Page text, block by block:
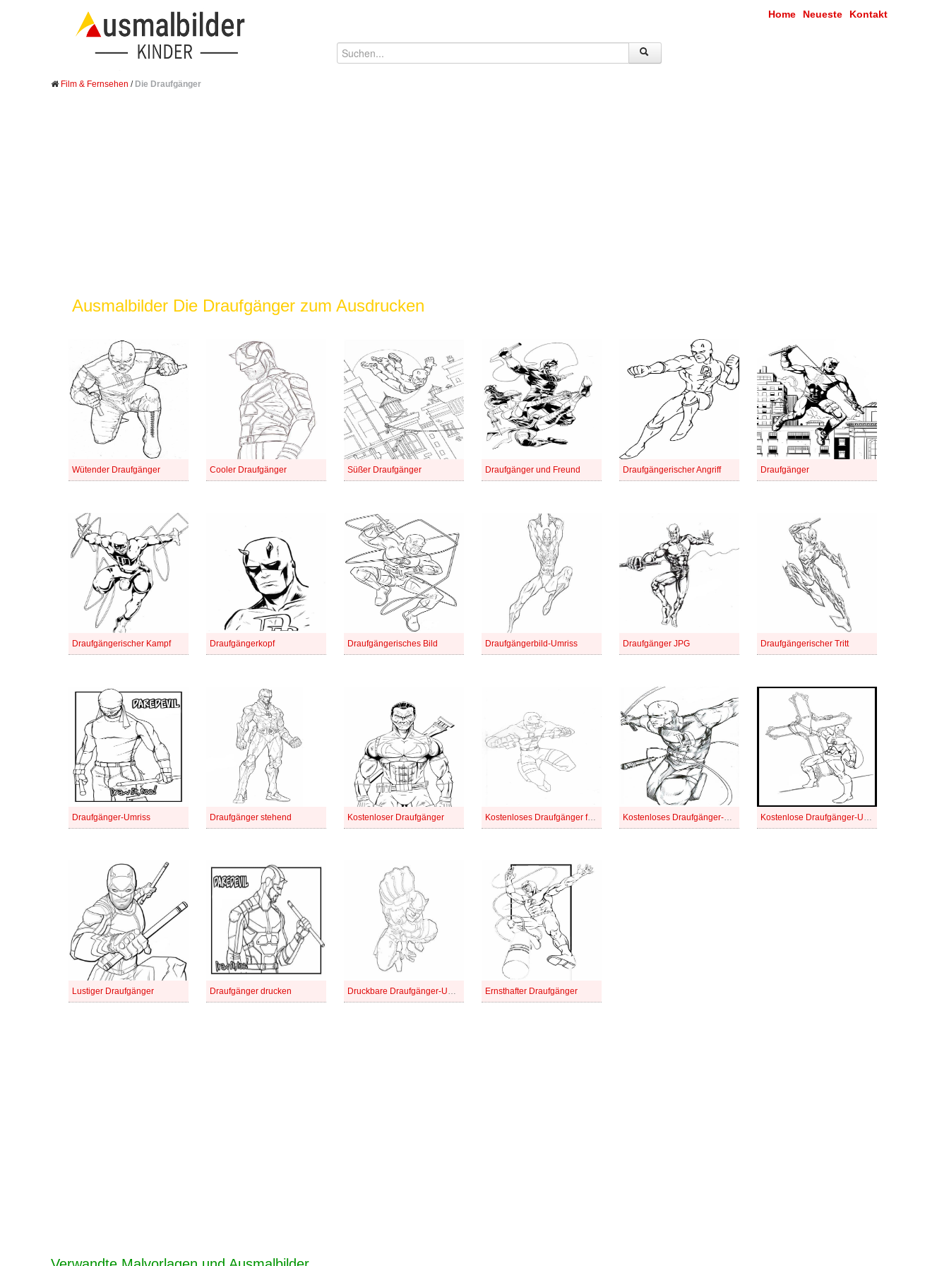
Home Neueste Kontakt
Film & Fernsehen / Die Draufgänger
Ausmalbilder Die Draufgänger zum Ausdrucken
Wütender Draufgänger Cooler Draufgänger Süßer Draufgänger Draufgänger und Freund Draufgängerischer Angriff Draufgänger
Draufgängerischer Kampf Draufgängerkopf Draufgängerisches Bild Draufgängerbild-Umriss Draufgänger JPG Draufgängerischer Tritt
Draufgänger-Umriss Draufgänger stehend Kostenloser Draufgänger Kostenloses Draufgänger für Kinder Kostenloses Draufgänger-Bild Kostenlose Draufgänger-Umriss
Lustiger Draufgänger Draufgänger drucken Druckbare Draufgänger-Umriss Ernsthafter Draufgänger